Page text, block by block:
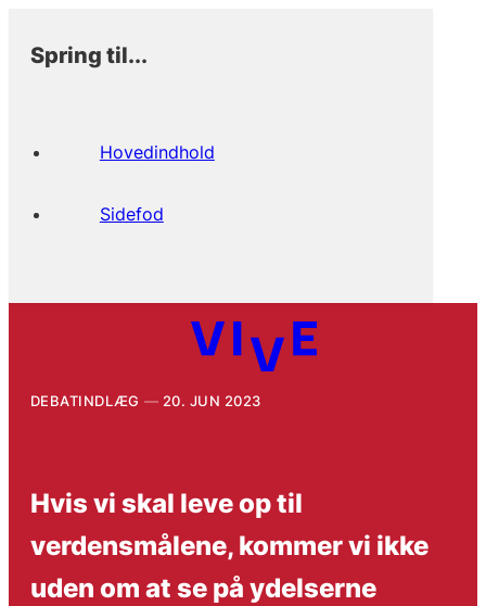
Spring til...
Hovedindhold
Sidefod
DEBATINDLÆG 20. JUN 2023
Hvis vi skal leve op til
verdensmålene, kommer vi ikke
uden om at se på ydelserne